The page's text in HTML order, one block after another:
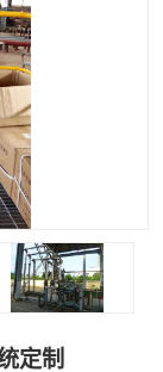
定制